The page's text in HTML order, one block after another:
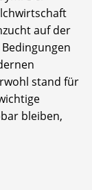
auf der
stand für
bleiben,